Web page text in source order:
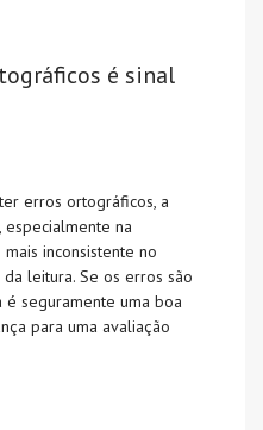
é sinal
erros ortográficos, a
na
inconsistente no
leitura. Se os erros são
é seguramente uma boa
para uma avaliação